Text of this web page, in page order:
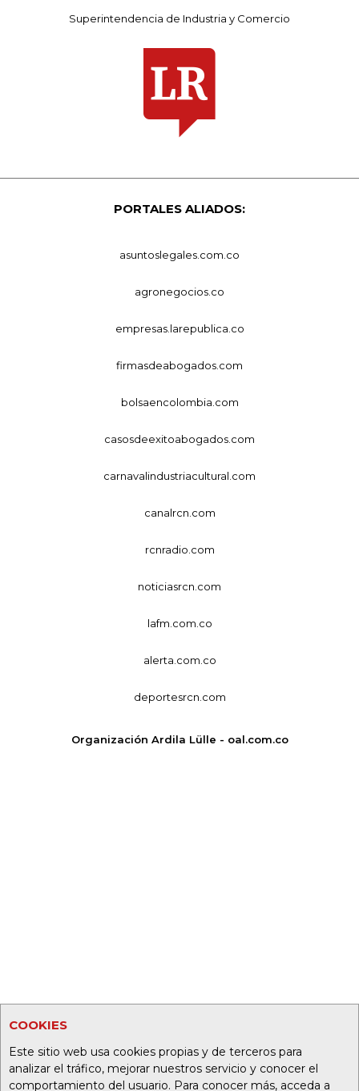
COOKIES
Este sitio web usa cookies propias y de terceros para
analizar el tráfico, mejorar nuestros servicio y conocer el
comportamiento del usuario. Para conocer más, acceda a
Superintendencia de Industria y Comercio
PORTALES ALIADOS:
asuntoslegales.com.co
agronegocios.co
empresas.larepublica.co
firmasdeabogados.com
bolsaencolombia.com
casosdeexitoabogados.com
carnavalindustriacultural.com
canalrcn.com
rcnradio.com
noticiasrcn.com
lafm.com.co
alerta.com.co
deportesrcn.com
Organización Ardila Lülle - oal.com.co